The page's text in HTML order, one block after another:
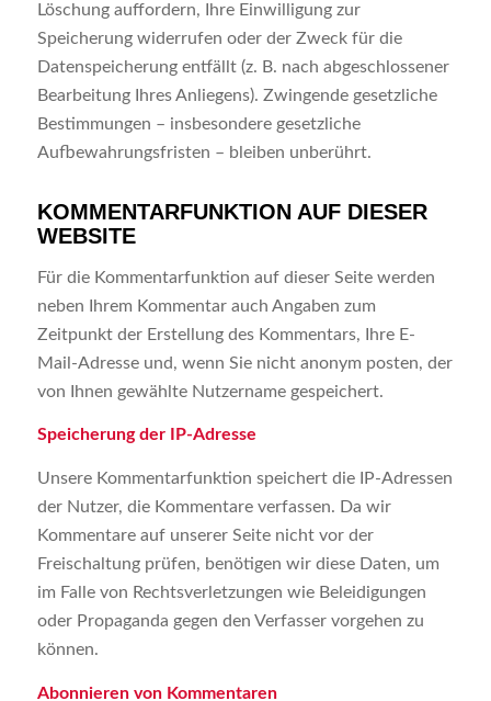
Löschung auffordern, Ihre Einwilligung zur
Speicherung widerrufen oder der Zweck für die
Datenspeicherung entfällt (z. B. nach abgeschlossener
Bearbeitung Ihres Anliegens). Zwingende gesetzliche
Bestimmungen – insbesondere gesetzliche
Aufbewahrungsfristen – bleiben unberührt.
KOMMENTARFUNKTION AUF DIESER
WEBSITE
Für die Kommentarfunktion auf dieser Seite werden
neben Ihrem Kommentar auch Angaben zum
Zeitpunkt der Erstellung des Kommentars, Ihre E-
Mail-Adresse und, wenn Sie nicht anonym posten, der
von Ihnen gewählte Nutzername gespeichert.
Speicherung der IP-Adresse
Unsere Kommentarfunktion speichert die IP-Adressen
der Nutzer, die Kommentare verfassen. Da wir
Kommentare auf unserer Seite nicht vor der
Freischaltung prüfen, benötigen wir diese Daten, um
im Falle von Rechtsverletzungen wie Beleidigungen
oder Propaganda gegen den Verfasser vorgehen zu
können.
Abonnieren von Kommentaren